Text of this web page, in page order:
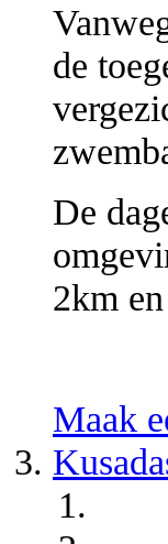
de
De
2km
Maak